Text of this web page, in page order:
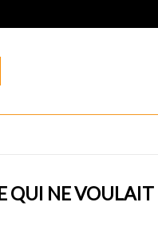
QUI NE VOULAIT